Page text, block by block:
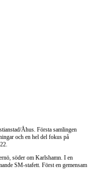
Åhus. Första samlingen
och en hel del fokus på
söder om Karlshamn. I en
SM-stafett. Först en gemensam